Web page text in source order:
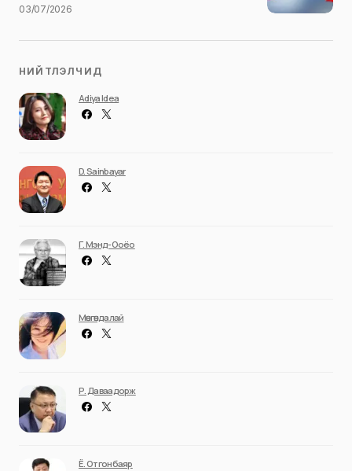
03/07/2026
НИЙТЛЭЛЧИД
Adiya Idea
D. Sainbayar
Г. Мэнд-Ооёо
Мөнгөндалай
Р. Даваадорж
Ё. Отгонбаяр